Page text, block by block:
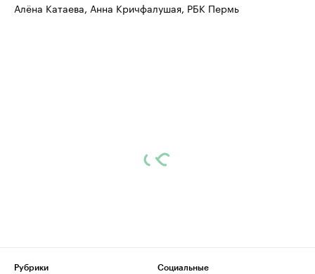
Алёна Катаева, Анна Кричфалушая, РБК Пермь
Рубрики
Социальные